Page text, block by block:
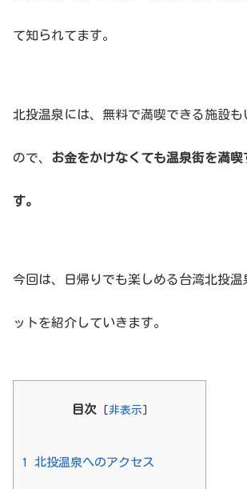
て知られてます。
北投温泉には、無料で満喫できる施設も
ので、 お金をかけなくても温泉街を満
す。
今回は、日帰りでも楽しめる台湾北投
ットを紹介していきます。
目次 [ 非表示 ]
1 北投温泉へのアクセス